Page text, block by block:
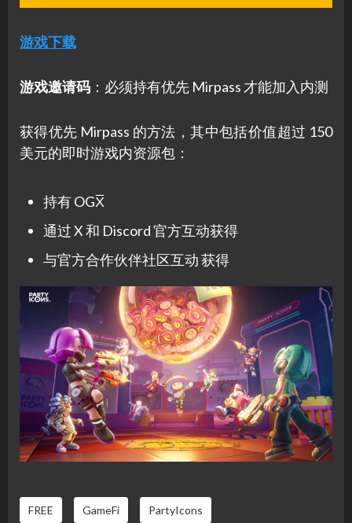
游戏下载
游戏邀请码 ：必须持有优先 Mirpass 才能加入内测
获得优先 Mirpass 的方法，其中包括价值超过 150
美元的即时游戏内资源包：
持有 OGX̅
通过 X 和 Discord 官方互动获得
与官方合作伙伴社区互动 获得
FREE GameFi PartyIcons